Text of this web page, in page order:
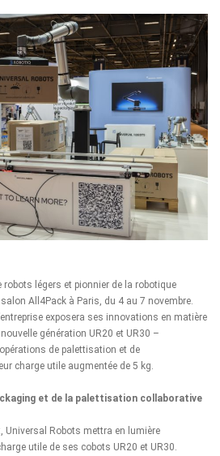
robots légers et pionnier de la robotique
All4Pack à Paris, du 4 au 7 novembre.
exposera ses innovations en matière
génération UR20 et UR30 –
de palettisation et de
charge utile augmentée de 5 kg.
et de la palettisation collaborative
Universal Robots mettra en lumière
utile de ses cobots UR20 et UR30.